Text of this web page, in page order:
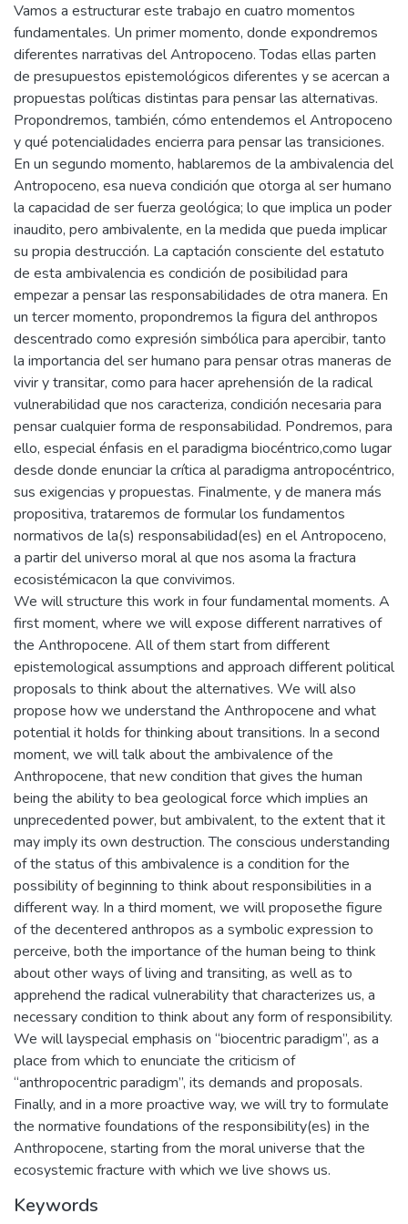
Vamos a estructurar este trabajo en cuatro momentos
fundamentales. Un primer momento, donde expondremos
diferentes narrativas del Antropoceno. Todas ellas parten
de presupuestos epistemológicos diferentes y se acercan a
propuestas políticas distintas para pensar las alternativas.
Propondremos, también, cómo entendemos el Antropoceno
y qué potencialidades encierra para pensar las transiciones.
En un segundo momento, hablaremos de la ambivalencia del
Antropoceno, esa nueva condición que otorga al ser humano
la capacidad de ser fuerza geológica; lo que implica un poder
inaudito, pero ambivalente, en la medida que pueda implicar
su propia destrucción. La captación consciente del estatuto
de esta ambivalencia es condición de posibilidad para
empezar a pensar las responsabilidades de otra manera. En
un tercer momento, propondremos la figura del anthropos
descentrado como expresión simbólica para apercibir, tanto
la importancia del ser humano para pensar otras maneras de
vivir y transitar, como para hacer aprehensión de la radical
vulnerabilidad que nos caracteriza, condición necesaria para
pensar cualquier forma de responsabilidad. Pondremos, para
ello, especial énfasis en el paradigma biocéntrico,como lugar
desde donde enunciar la crítica al paradigma antropocéntrico,
sus exigencias y propuestas. Finalmente, y de manera más
propositiva, trataremos de formular los fundamentos
normativos de la(s) responsabilidad(es) en el Antropoceno,
a partir del universo moral al que nos asoma la fractura
ecosistémicacon la que convivimos.
We will structure this work in four fundamental moments. A
first moment, where we will expose different narratives of
the Anthropocene. All of them start from different
epistemological assumptions and approach different political
proposals to think about the alternatives. We will also
propose how we understand the Anthropocene and what
potential it holds for thinking about transitions. In a second
moment, we will talk about the ambivalence of the
Anthropocene, that new condition that gives the human
being the ability to bea geological force which implies an
unprecedented power, but ambivalent, to the extent that it
may imply its own destruction. The conscious understanding
of the status of this ambivalence is a condition for the
possibility of beginning to think about responsibilities in a
different way. In a third moment, we will proposethe figure
of the decentered anthropos as a symbolic expression to
perceive, both the importance of the human being to think
about other ways of living and transiting, as well as to
apprehend the radical vulnerability that characterizes us, a
necessary condition to think about any form of responsibility.
We will layspecial emphasis on “biocentric paradigm”, as a
place from which to enunciate the criticism of
“anthropocentric paradigm”, its demands and proposals.
Finally, and in a more proactive way, we will try to formulate
the normative foundations of the responsibility(es) in the
Anthropocene, starting from the moral universe that the
ecosystemic fracture with which we live shows us.
Keywords